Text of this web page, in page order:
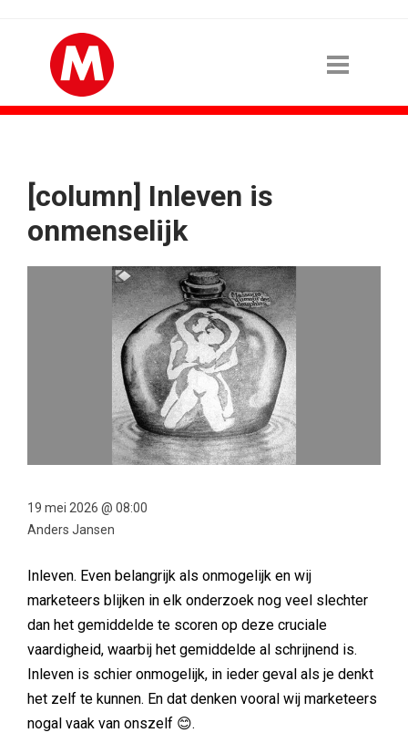
[column] Inleven is
onmenselijk
19 mei 2026 @ 08:00
Anders Jansen
Inleven. Even belangrijk als onmogelijk en wij
marketeers blijken in elk onderzoek nog veel slechter
dan het gemiddelde te scoren op deze cruciale
vaardigheid, waarbij het gemiddelde al schrijnend is.
Inleven is schier onmogelijk, in ieder geval als je denkt
het zelf te kunnen. En dat denken vooral wij marketeers
nogal vaak van onszelf 😊.